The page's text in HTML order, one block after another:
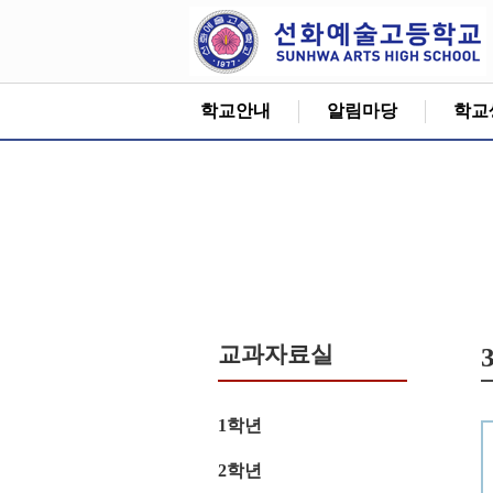
학교안내 알림마당 학교
교과자료실
1학년
2학년